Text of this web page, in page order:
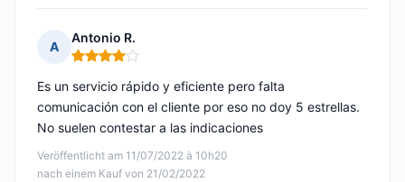
A
Antonio R.
Hinweis: 4 von 5
Veröffentlicht am 11/07/2022 à 10h20
nach einem Kauf von 21/02/2022
Es un servicio rápido y eficiente pero falta
comunicación con el cliente por eso no doy 5 estrellas.
No suelen contestar a las indicaciones